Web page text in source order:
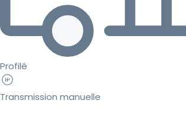
Profilé
Transmission manuelle